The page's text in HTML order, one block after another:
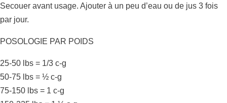
Secouer avant usage. Ajouter à un peu d’eau ou de jus 3 fois
par jour.
POSOLOGIE PAR POIDS
25-50 lbs = 1/3 c-g
50-75 lbs = ½ c-g
75-150 lbs = 1 c-g